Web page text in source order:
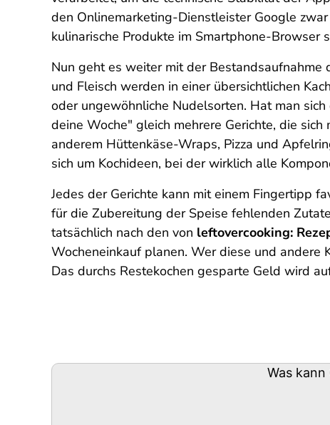
den Onlinemarketing-Dienstleister Google
kulinarische Produkte im Smartphone-
Nun geht es weiter mit der Bestandsaufnahme
und Fleisch werden in einer übersichtlichen
oder ungewöhnliche Nudelsorten. Hat man
deine Woche" gleich mehrere Gerichte, die
anderem Hüttenkäse-Wraps, Pizza und
sich um Kochideen, bei der wirklich alle
Jedes der Gerichte kann mit einem Fingertipp
für die Zubereitung der Speise fehlenden
tatsächlich nach den von leftovercooking:
Wocheneinkauf planen. Wer diese und
Das durchs Restekochen gesparte Geld wird
Podigee-
Was